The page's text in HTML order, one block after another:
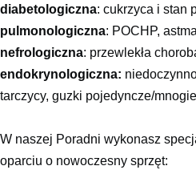
diabetologiczna: cukrzyca i stan
pulmonologiczna: POCHP,
nefrologiczna: przewlekła
endokrynologiczna:
tarczycy, guzki pojedyncze/mnogie
W naszej Poradni wykonasz
oparciu o nowoczesny sprzęt: